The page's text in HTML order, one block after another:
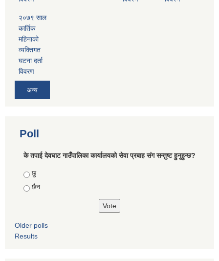
२०७९ साल
कार्तिक
महिनाको
व्यक्तिगत
घटना दर्ता
विवरण
अन्य
Poll
के तपाई देवघाट गाउँपालिका कार्यालयको सेवा प्रबाह संग सन्तुष्ट हुनुहुन्छ?
Choices
छु
छैन
Older polls
Results